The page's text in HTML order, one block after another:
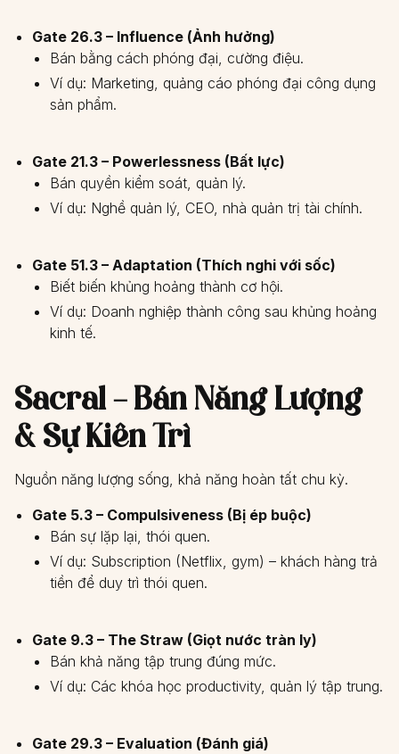
Gate 26.3 – Influence (Ảnh hưởng)
Bán bằng cách phóng đại, cường điệu.
Ví dụ: Marketing, quảng cáo phóng đại công dụng
sản phẩm.
Gate 21.3 – Powerlessness (Bất lực)
Bán quyền kiểm soát, quản lý.
Ví dụ: Nghề quản lý, CEO, nhà quản trị tài chính.
Gate 51.3 – Adaptation (Thích nghi với sốc)
Biết biến khủng hoảng thành cơ hội.
Ví dụ: Doanh nghiệp thành công sau khủng hoảng
kinh tế.
Sacral – Bán Năng Lượng
& Sự Kiên Trì
Nguồn năng lượng sống, khả năng hoàn tất chu kỳ.
Gate 5.3 – Compulsiveness (Bị ép buộc)
Bán sự lặp lại, thói quen.
Ví dụ: Subscription (Netflix, gym) – khách hàng trả
tiền để duy trì thói quen.
Gate 9.3 – The Straw (Giọt nước tràn ly)
Bán khả năng tập trung đúng mức.
Ví dụ: Các khóa học productivity, quản lý tập trung.
Gate 29.3 – Evaluation (Đánh giá)